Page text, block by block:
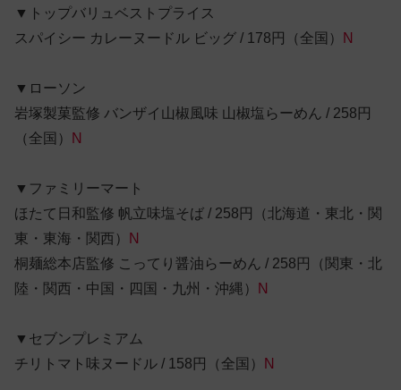
▼トップバリュベストプライス
スパイシー カレーヌードル ビッグ / 178円（全国）
N
▼ローソン
岩塚製菓監修 バンザイ山椒風味 山椒塩らーめん / 258円
（全国）
N
▼ファミリーマート
ほたて日和監修 帆立味塩そば / 258円（北海道・東北・関
東・東海・関西）
N
桐麺総本店監修 こってり醤油らーめん / 258円（関東・北
陸・関西・中国・四国・九州・沖縄）
N
▼セブンプレミアム
チリトマト味ヌードル / 158円（全国）
N